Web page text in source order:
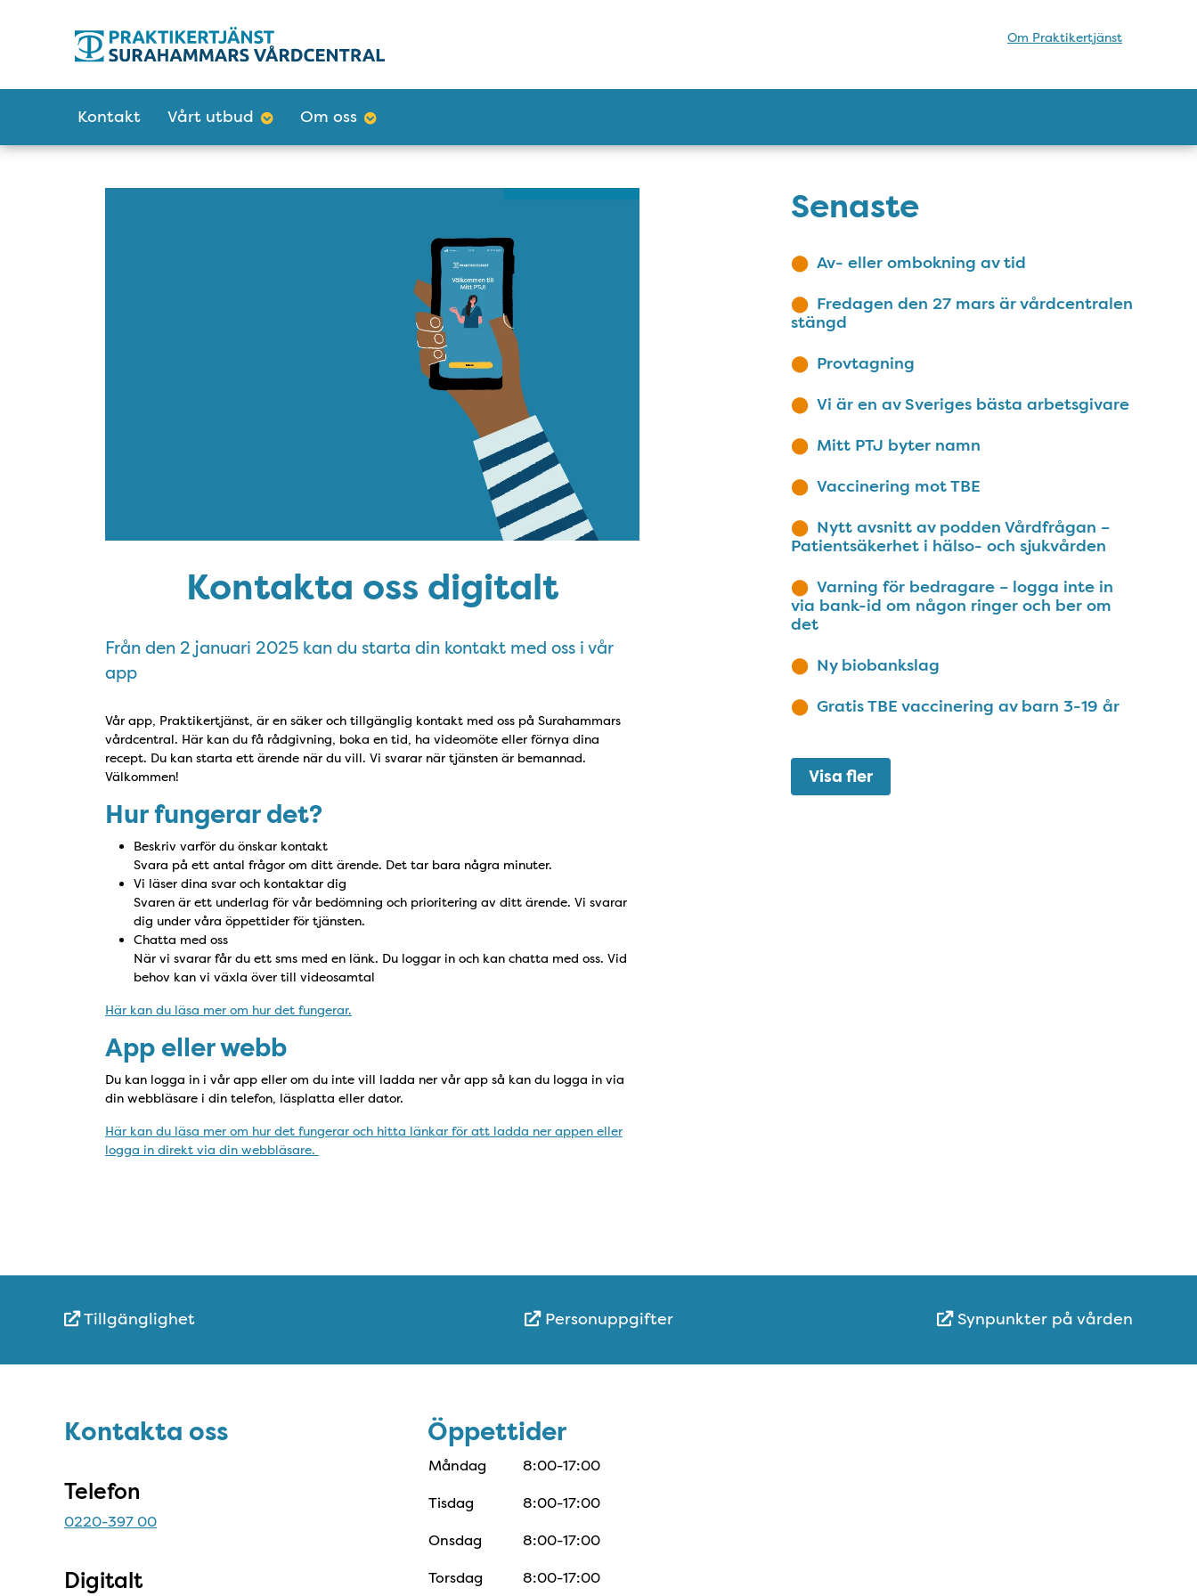
Om Praktikertjänst
Kontakt Vårt utbud Om oss
Kontakta oss digitalt
Från den 2 januari 2025 kan du starta din kontakt med oss i vår
app
Vår app, Praktikertjänst, är en säker och tillgänglig kontakt med oss på Surahammars
vårdcentral. Här kan du få rådgivning, boka en tid, ha videomöte eller förnya dina
recept. Du kan starta ett ärende när du vill. Vi svarar när tjänsten är bemannad.
Välkommen!
Hur fungerar det?
Beskriv varför du önskar kontakt
Svara på ett antal frågor om ditt ärende. Det tar bara några minuter.
Vi läser dina svar och kontaktar dig
Svaren är ett underlag för vår bedömning och prioritering av ditt ärende. Vi svarar
dig under våra öppettider för tjänsten.
Chatta med oss
När vi svarar får du ett sms med en länk. Du loggar in och kan chatta med oss. Vid
behov kan vi växla över till videosamtal
Här kan du läsa mer om hur det fungerar.
App eller webb
Du kan logga in i vår app eller om du inte vill ladda ner vår app så kan du logga in via
din webbläsare i din telefon, läsplatta eller dator.
Här kan du läsa mer om hur det fungerar och hitta länkar för att ladda ner appen eller
logga in direkt via din webbläsare.
Senaste
Av- eller ombokning av tid
Fredagen den 27 mars är vårdcentralen
stängd
Provtagning
Vi är en av Sveriges bästa arbetsgivare
Mitt PTJ byter namn
Vaccinering mot TBE
Nytt avsnitt av podden Vårdfrågan –
Patientsäkerhet i hälso- och sjukvården
Varning för bedragare – logga inte in
via bank-id om någon ringer och ber om
det
Ny biobankslag
Gratis TBE vaccinering av barn 3-19 år
Visa fler
Snabblänkar
Tillgänglighet Personuppgifter Synpunkter på vården
Kontakta oss
Kontakta oss
Telefon
0220-397 00
Digitalt
Öppettider
Öppettider
Måndag
8:00-17:00
Tisdag
8:00-17:00
Onsdag
8:00-17:00
Torsdag
8:00-17:00